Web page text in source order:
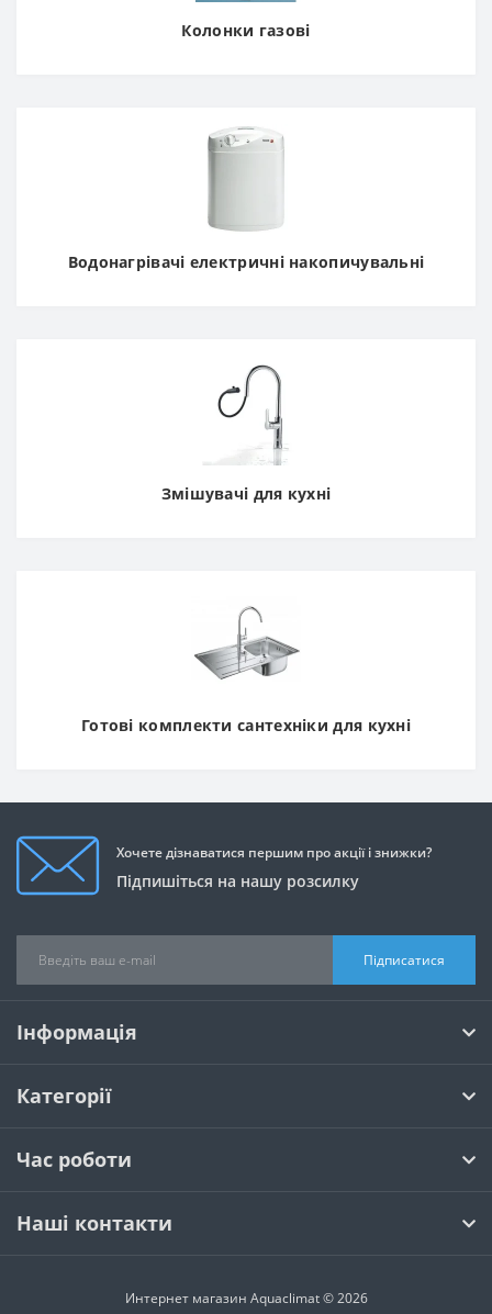
Колонки газові
Водонагрівачі електричні накопичувальні
Змішувачі для кухні
Готові комплекти сантехніки для кухні
Хочете дізнаватися першим про акції і знижки?
Підпишіться на нашу розсилку
Підписатися
Інформація
Категорії
Час роботи
Наші контакти
Интернет магазин Aquaclimat © 2026